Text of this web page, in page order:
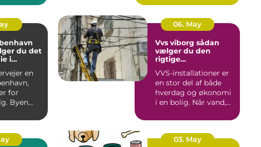
hverdagen, kan
oversku...
du det
i
en
for
Byen
06. May
Vvs viborg sådan
vælger du den
rigtige
VVS-installationer er
en stor del af både
hverdag og økonomi
i en bolig. Når vand,
03. May